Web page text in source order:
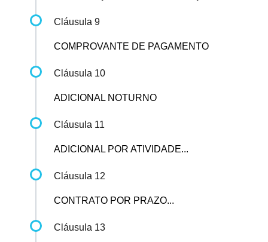
Cláusula 9
COMPROVANTE DE PAGAMENTO
Cláusula 10
ADICIONAL NOTURNO
Cláusula 11
ADICIONAL POR ATIVIDADE...
Cláusula 12
CONTRATO POR PRAZO...
Cláusula 13